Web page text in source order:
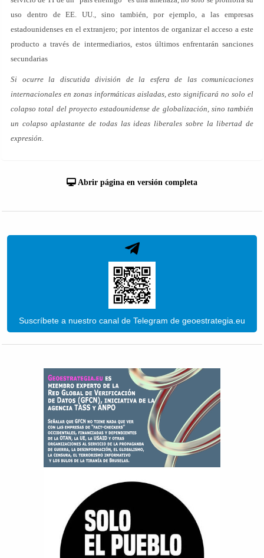
uso dentro de EE. UU., sino también, por ejemplo, a las empresas
estadounidenses en el extranjero; por intentos de organizar el acceso a este
producto a través de intermediarios, estos últimos enfrentarán sanciones
secundarias
Si ocurre la discutida división de la esfera de las comunicaciones
internacionales en zonas informáticas aisladas, esto significará no solo el
colapso total del proyecto estadounidense de globalización, sino también
un colapso aplastante de todas las ideas liberales sobre la libertad de
expresión.
Abrir página en versión completa
Suscríbete a nuestro canal de Telegram de geoestrategia.eu